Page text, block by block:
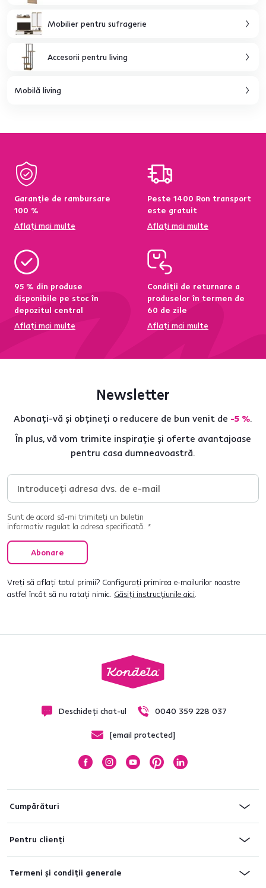
Mobilier pentru sufragerie
Accesorii pentru living
Mobilă living
Garanție de rambursare
100 %
Aflați mai multe
Peste 1400 Ron transport
este gratuit
Aflați mai multe
95 % din produse
disponibile pe stoc în
depozitul central
Aflați mai multe
Condiții de returnare a
produselor în termen de
60 de zile
Aflați mai multe
Newsletter
Abonați-vă și obțineți o reducere de bun venit de -5 %.
În plus, vă vom trimite inspirație și oferte avantajoase
pentru casa dumneavoastră.
Sunt de acord să-mi trimiteți un buletin
informativ regulat la adresa specificată. *
Abonare
Vreți să aflați totul primii? Configurați primirea e-mailurilor noastre
astfel încât să nu ratați nimic. Găsiți instrucțiunile aici.
Deschideți chat-ul 0040 359 228 037
[email protected]
Cumpărături
Pentru clienți
Termeni și condiții generale